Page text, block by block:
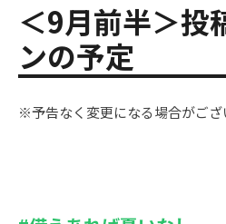
＜9月前半＞投
ンの予定
※予告なく変更になる場合がござ